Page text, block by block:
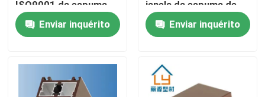
Produtos
Sobre nós
ISO9001 da espuma
de UPVC
Enviar inquérito
janela da espuma de
UPVC e portas
Enviar inquérito